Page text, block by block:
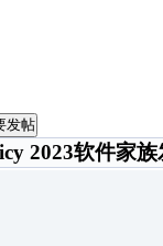
发帖
2023软件家